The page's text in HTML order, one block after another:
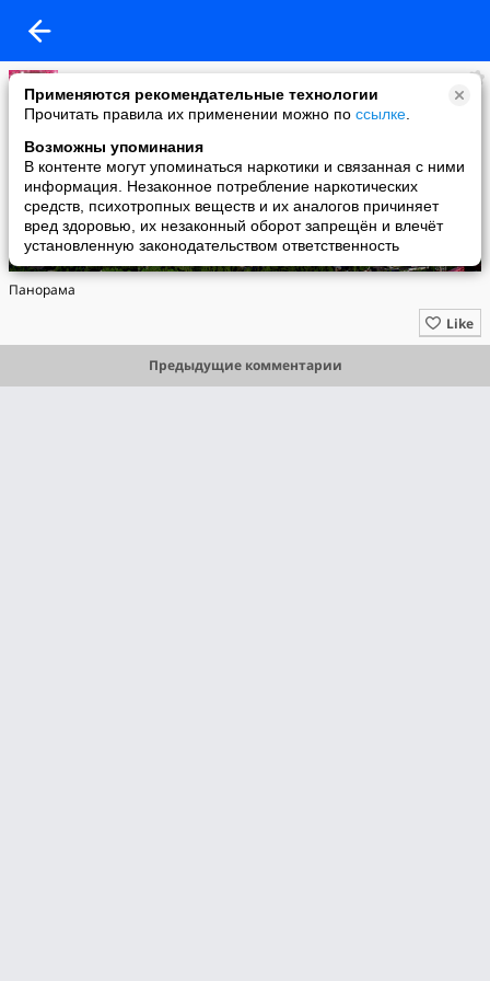
Применяются рекомендательные технологии
Прочитать правила их применении можно по ссылке
Возможны упоминания
В контенте могут упоминаться наркотики и связанная с ними
информация. Незаконное потребление наркотических
средств, психотропных веществ и их аналогов причиняет
вред здоровью, их незаконный оборот запрещён и влечёт
установленную законодательством ответственность
Валентина Данилова
added a photo
16 Sep в 15:47
Панорама
Like
Предыдущие комментарии